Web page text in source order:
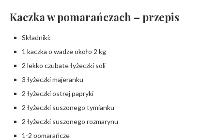
Kaczka w pomarańczach – przepis
Składniki:
1 kaczka o wadze około 2 kg
2 lekko czubate łyżeczki soli
3 łyżeczki majeranku
2 łyżeczki ostrej papryki
2 łyżeczki suszonego tymianku
2 łyżeczki suszonego rozmarynu
1-2 pomarańcze